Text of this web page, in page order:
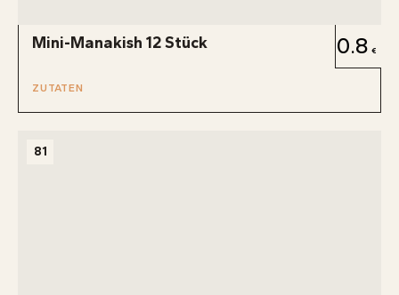
Mini-Manakish 12 Stück 0.8
ZUTATEN
81